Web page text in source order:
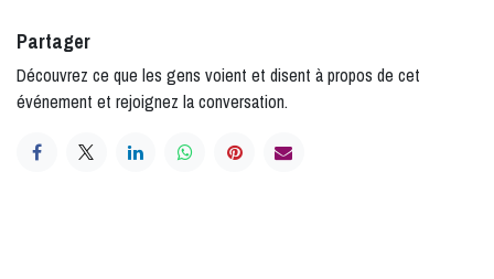
Partager
Découvrez ce que les gens voient et disent à propos de cet
événement et rejoignez la conversation.